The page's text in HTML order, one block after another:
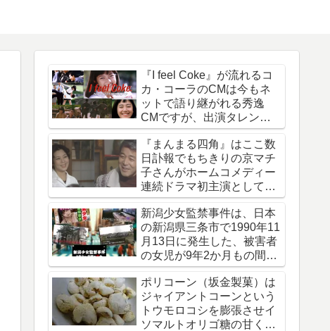
『I feel Coke』が流れるコ
カ・コーラのCMは今もネ
ットで語り継がれる秀逸
CMですが、出演タレント
は今どうしているのでしょ
う『まんまる四角』はここ数
日訃報でもちきりの京マチ
子さんがホームコメディー
連続ドラマ初主演として話
題になった作品
新潟少女監禁事件は、日本
の新潟県三条市で1990年11
月13日に発生した、被害者
の女児が9年2か月もの間誘
拐・監禁された事件です
ポリコーン（坂金製菓）は
ジャイアントコーンという
トウモロコシを膨張させイ
ソマルトオリゴ糖の甘く軽